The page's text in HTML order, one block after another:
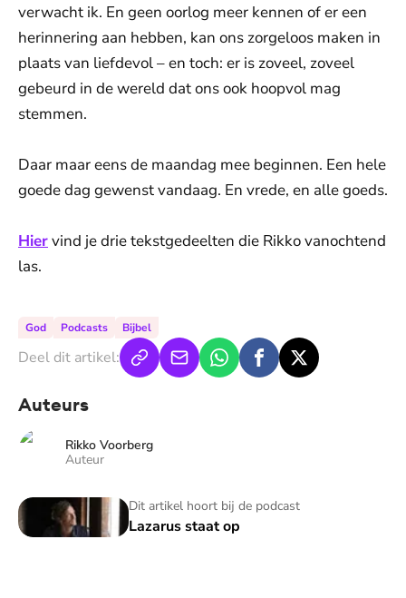
verwacht ik. En geen oorlog meer kennen of er een
herinnering aan hebben, kan ons zorgeloos maken in
plaats van liefdevol – en toch: er is zoveel, zoveel
gebeurd in de wereld dat ons ook hoopvol mag
stemmen.
Daar maar eens de maandag mee beginnen. Een hele
goede dag gewenst vandaag. En vrede, en alle goeds.
Hiervind je drie tekstgedeelten die Rikko vanochtend
las.
God Podcasts Bijbel
Deel dit artikel:
Auteurs
Rikko Voorberg
Auteur
Dit artikel hoort bij de podcast
Lazarus staat op
Lazarus staat op